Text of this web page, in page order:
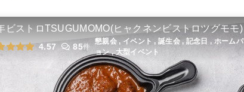
ビストロTSUGUMOMO(ヒャクネンビストロツグモモ)
4.57 85件
懇親会 , イベント , 誕生会 , 記念日 , ホーム
ョン , 大型イベント